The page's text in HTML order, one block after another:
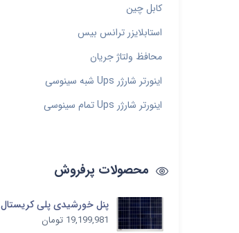
کابل چین
استابلایزر ترانس بیس
محافظ ولتاژ جریان
اینورتر شارژر Ups شبه سینوسی
اینورتر شارژر Ups تمام سینوسی
محصولات پرفروش
پنل خورشیدی پلی کریستال 390 وات
19,199,981 تومان